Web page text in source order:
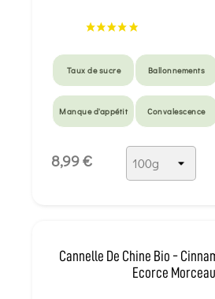
Taux de sucre Ballonnements
Manque d'appétit Convalescence
8,99 €
Cannelle De Chine Bio -
Ecorce